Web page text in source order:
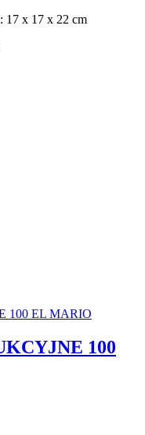
17 x 17 x 22 cm
100